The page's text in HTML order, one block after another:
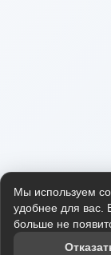
Мы используем
удобнее для вас.
больше не